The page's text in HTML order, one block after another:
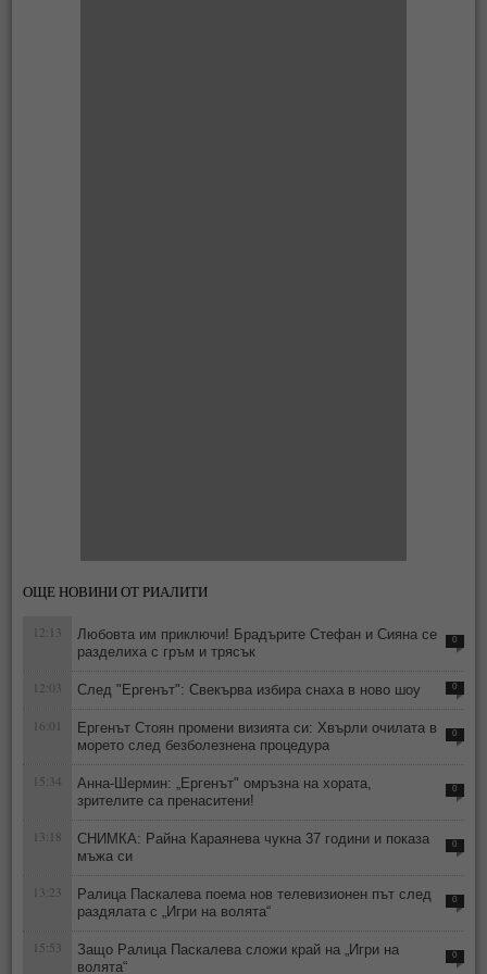
ОЩЕ НОВИНИ ОТ РИАЛИТИ
12:13
Любовта им приключи! Брадърите Стефан и Сияна се
разделиха с гръм и трясък
0
12:03 След "Ергенът": Свекърва избира снаха в ново шоу 0
16:01
Ергенът Стоян промени визията си: Хвърли очилата в
морето след безболезнена процедура
0
15:34
Анна-Шермин: „Ергенът" омръзна на хората,
зрителите са пренаситени!
0
13:18
СНИМКА: Райна Караянева чукна 37 години и показа
мъжа си
0
13:23
Ралица Паскалева поема нов телевизионен път след
раздялата с „Игри на волята“
0
15:53
Защо Ралица Паскалева сложи край на „Игри на
волята“
0